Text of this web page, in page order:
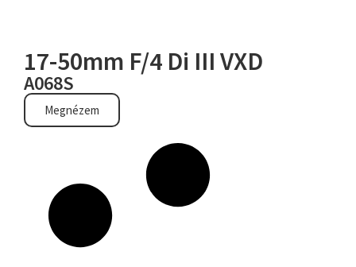
17-50mm F/4 Di III VXD
A068S
Megnézem